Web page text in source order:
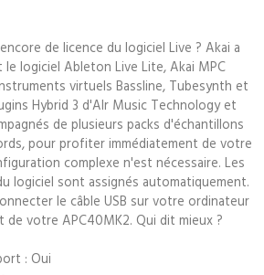
de licence du logiciel Live ? Akai a
logiciel Ableton Live Lite, Akai MPC
virtuels Bassline, Tubesynth et
Hybrid 3 d'AIr Music Technology et
de plusieurs packs d'échantillons
pour profiter immédiatement de votre
complexe n'est nécessaire. Les
logiciel sont assignés automatiquement.
le câble USB sur votre ordinateur
de votre APC40MK2. Qui dit mieux ?
: Oui